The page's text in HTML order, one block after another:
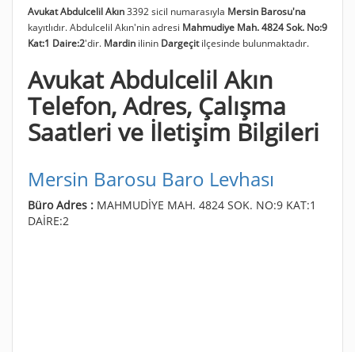
Avukat Abdulcelil Akın3392 sicil numarasıyla Mersin Barosu'na
kayıtlıdır. Abdulcelil Akın'nin adresi Mahmudiye Mah. 4824 Sok. No:9
Kat:1 Daire:2'dir. Mardin ilinin Dargeçitilçesinde bulunmaktadır.
Avukat Abdulcelil Akın
Telefon, Adres, Çalışma
Saatleri ve İletişim Bilgileri
Mersin Barosu Baro Levhası
Büro Adres : MAHMUDİYE MAH. 4824 SOK. NO:9 KAT:1
DAİRE:2